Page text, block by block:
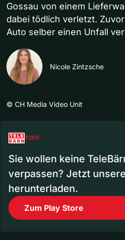
Gossau von einem
dabei tödlich verletzt.
Auto selber einen Unfall
Nicole Zintzsche
© CH Media Video Unit
TIPP
Sie wollen keine
verpassen? Jetzt
herunterladen.
Zum Play Store